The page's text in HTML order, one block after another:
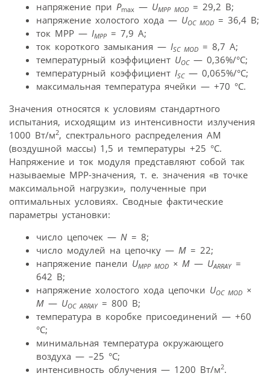
напряжение при Pmax — UMPP MOD = 29,2 В;
напряжение холостого хода — UOC MOD = 36,4 В;
ток MPP — IMPP= 7,9 A;
ток короткого замыкания — ISC MOD = 8,7 A;
температурный коэффициент UOC— 0,36%/°С;
температурный коэффициент ISC— 0,065%/°С;
максимальная температура ячейки — +70 °С.
Значения относятся к условиям стандартного
испытания, исходящим из интенсивности излучения
1000 Вт/м2, спектрального распределения AM
(воздушной массы) 1,5 и температуры +25 °C.
Напряжение и ток модуля представляют собой так
называемые MPP-значения, т. е. значения «в точке
максимальной нагрузки», полученные при
оптимальных условиях. Сводные фактические
параметры установки:
число цепочек — N = 8;
число модулей на цепочку — M = 22;
напряжение панели UMPP MOD × М — UARRAY=
642 В;
напряжение холостого хода цепочки UOC MOD ×
М — UOC ARRAY= 800 В;
температура в коробке присоединений — +60
°C;
минимальная температура окружающего
воздуха — –25 °C;
интенсивность облучения — 1200 Вт/м2.